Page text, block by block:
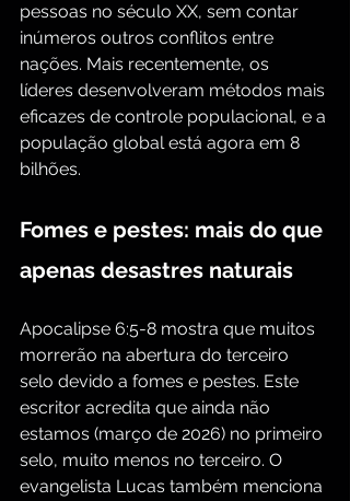
pessoas no século XX, sem contar
inúmeros outros conflitos entre
nações. Mais recentemente, os
líderes desenvolveram métodos mais
eficazes de controle populacional, e a
população global está agora em 8
bilhões.
Fomes e pestes: mais do que
apenas desastres naturais
Apocalipse 6:5-8 mostra que muitos
morrerão na abertura do terceiro
selo devido a fomes e pestes. Este
escritor acredita que ainda não
estamos (março de 2026) no primeiro
selo, muito menos no terceiro. O
evangelista Lucas também menciona